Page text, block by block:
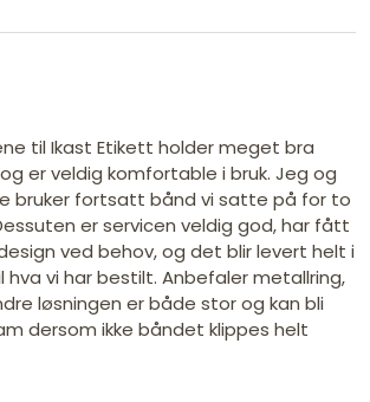
til Ikast Etikett holder meget bra
er veldig komfortable i bruk. Jeg og
bruker fortsatt bånd vi satte på for to
er servicen veldig god, har fått
ved behov, og det blir levert helt i
hva vi har bestilt. Anbefaler metallring,
løsningen er både stor og kan bli
dersom ikke båndet klippes helt